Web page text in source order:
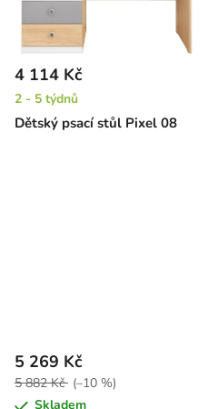
Dětský psací stůl Pixel 08
4 114 Kč
2 - 5 týdnů
5 269 Kč
5 882 Kč (–10 %)
Skladem